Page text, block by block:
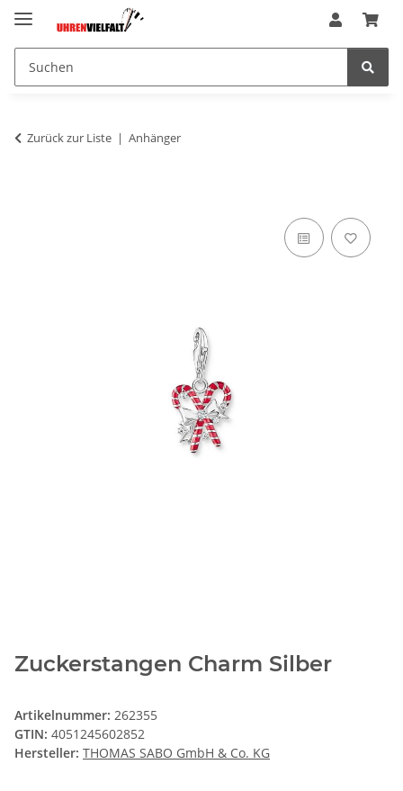
Zurück zur Liste Anhänger
Zuckerstangen Charm Silber
Artikelnummer: 262355
GTIN: 4051245602852
Hersteller: THOMAS SABO GmbH & Co. KG